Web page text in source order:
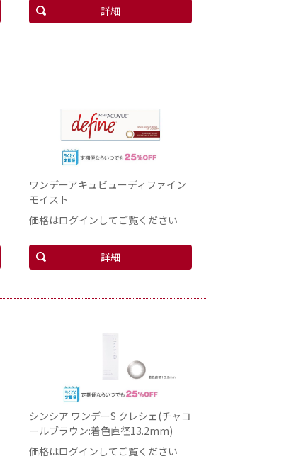
詳細
ワンデーアキュビューディファイン
モイスト
価格はログインしてご覧ください
詳細
シンシア ワンデーS クレシェ(チャコ
ールブラウン:着色直径13.2mm)
価格はログインしてご覧ください